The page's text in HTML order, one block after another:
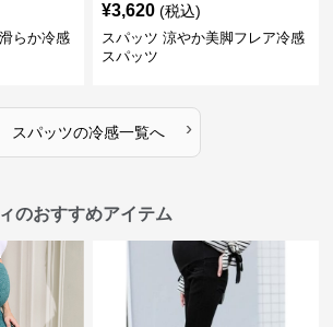
らか冷感
¥3,620 (税込)
スパッツ 涼やか美脚フレア冷感
スパッツ
スパッツの冷感一覧へ ›
のおすすめアイテム